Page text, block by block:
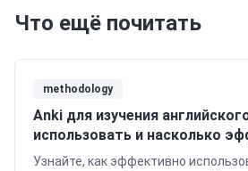
Что ещё почитать
methodology
Anki для изучения
использовать и насколько
Узнайте, как эффективно